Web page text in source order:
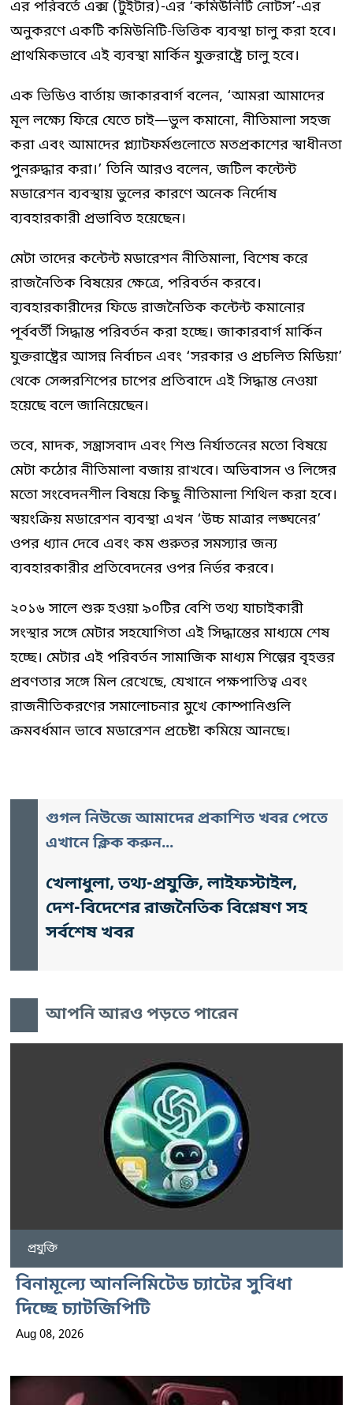
এর পরিবর্তে এক্স (টুইটার)-এর ‘কমিউনিটি নোটস’-এর
অনুকরণে একটি কমিউনিটি-ভিত্তিক ব্যবস্থা চালু করা হবে।
প্রাথমিকভাবে এই ব্যবস্থা মার্কিন যুক্তরাষ্ট্রে চালু হবে।
এক ভিডিও বার্তায় জাকারবার্গ বলেন, ‘আমরা আমাদের
মূল লক্ষ্যে ফিরে যেতে চাই—ভুল কমানো, নীতিমালা সহজ
করা এবং আমাদের প্ল্যাটফর্মগুলোতে মতপ্রকাশের স্বাধীনতা
পুনরুদ্ধার করা।’ তিনি আরও বলেন, জটিল কন্টেন্ট
মডারেশন ব্যবস্থায় ভুলের কারণে অনেক নির্দোষ
ব্যবহারকারী প্রভাবিত হয়েছেন।
মেটা তাদের কন্টেন্ট মডারেশন নীতিমালা, বিশেষ করে
রাজনৈতিক বিষয়ের ক্ষেত্রে, পরিবর্তন করবে।
ব্যবহারকারীদের ফিডে রাজনৈতিক কন্টেন্ট কমানোর
পূর্ববর্তী সিদ্ধান্ত পরিবর্তন করা হচ্ছে। জাকারবার্গ মার্কিন
যুক্তরাষ্ট্রের আসন্ন নির্বাচন এবং ‘সরকার ও প্রচলিত মিডিয়া’
থেকে সেন্সরশিপের চাপের প্রতিবাদে এই সিদ্ধান্ত নেওয়া
হয়েছে বলে জানিয়েছেন।
তবে, মাদক, সন্ত্রাসবাদ এবং শিশু নির্যাতনের মতো বিষয়ে
মেটা কঠোর নীতিমালা বজায় রাখবে। অভিবাসন ও লিঙ্গের
মতো সংবেদনশীল বিষয়ে কিছু নীতিমালা শিথিল করা হবে।
স্বয়ংক্রিয় মডারেশন ব্যবস্থা এখন ‘উচ্চ মাত্রার লঙ্ঘনের’
ওপর ধ্যান দেবে এবং কম গুরুতর সমস্যার জন্য
ব্যবহারকারীর প্রতিবেদনের ওপর নির্ভর করবে।
২০১৬ সালে শুরু হওয়া ৯০টির বেশি তথ্য যাচাইকারী
সংস্থার সঙ্গে মেটার সহযোগিতা এই সিদ্ধান্তের মাধ্যমে শেষ
হচ্ছে। মেটার এই পরিবর্তন সামাজিক মাধ্যম শিল্পের বৃহত্তর
প্রবণতার সঙ্গে মিল রেখেছে, যেখানে পক্ষপাতিত্ব এবং
রাজনীতিকরণের সমালোচনার মুখে কোম্পানিগুলি
ক্রমবর্ধমান ভাবে মডারেশন প্রচেষ্টা কমিয়ে আনছে।
গুগল নিউজে আমাদের প্রকাশিত খবর পেতে
এখানে ক্লিক করুন...
খেলাধুলা, তথ্য-প্রযুক্তি, লাইফস্টাইল,
দেশ-বিদেশের রাজনৈতিক বিশ্লেষণ সহ
সর্বশেষ খবর
আপনি আরও পড়তে পারেন
প্রযুক্তি
বিনামূল্যে আনলিমিটেড চ্যাটের সুবিধা
দিচ্ছে চ্যাটজিপিটি
Aug 08, 2026